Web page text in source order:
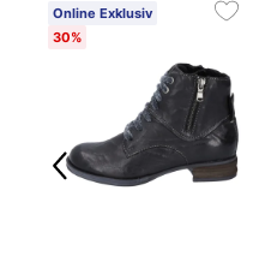
Online Exklusiv
30%